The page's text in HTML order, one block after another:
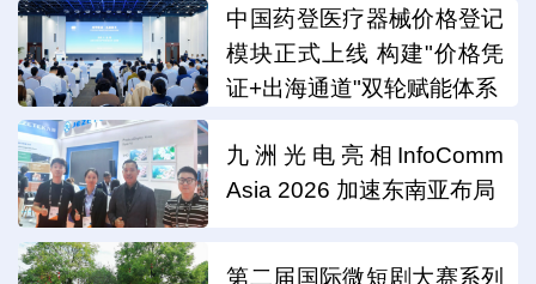
中国药登医疗器械价格登记
模块正式上线 构建"价格凭
证+出海通道"双轮赋能体系
九洲光电亮相InfoComm
Asia 2026 加速东南亚布局
第二届国际微短剧大赛系列